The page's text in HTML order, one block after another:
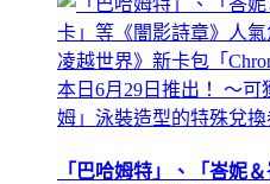
「巴哈姆特」、「峇妮